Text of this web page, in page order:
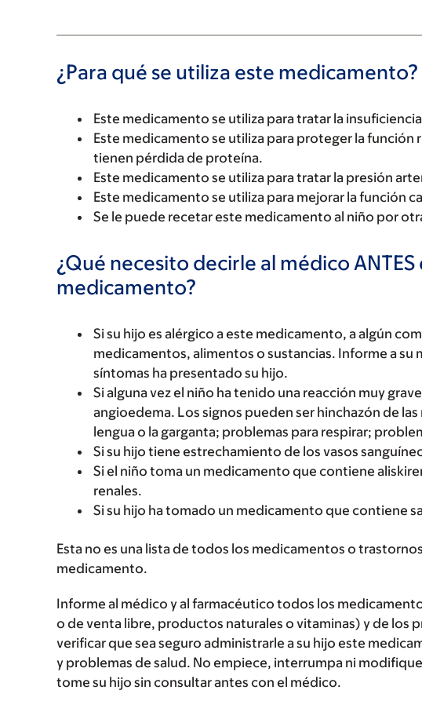
¿Para qué se utiliza este medicamento?
Este medicamento se utiliza para tratar la
Este medicamento se utiliza para proteger la función
tienen pérdida de proteína.
Este medicamento se utiliza para tratar la presión
Este medicamento se utiliza para mejorar la función
Se le puede recetar este medicamento al niño por
¿Qué necesito decirle al médico
medicamento?
Si su hijo es alérgico a este medicamento, a algún
medicamentos, alimentos o sustancias. Informe a su
síntomas ha presentado su hijo.
Si alguna vez el niño ha tenido una reacción muy
angioedema. Los signos pueden ser hinchazón de
lengua o la garganta; problemas para respirar;
Si su hijo tiene estrechamiento de los vasos
Si el niño toma un medicamento que contiene
renales.
Si su hijo ha tomado un medicamento que contiene
Esta no es una lista de todos los medicamentos o
medicamento.
Informe al médico y al farmacéutico todos los
o de venta libre, productos naturales o vitaminas) y de los
verificar que sea seguro administrarle a su hijo este
y problemas de salud. No empiece, interrumpa ni
tome su hijo sin consultar antes con el médico.